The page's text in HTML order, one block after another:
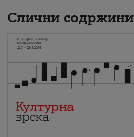
Слични содржини